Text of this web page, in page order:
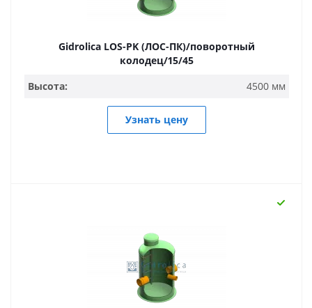
Gidrolica LOS-PK (ЛОС-ПК)/поворотный
колодец/15/45
Высота:
4500 мм
Узнать цену